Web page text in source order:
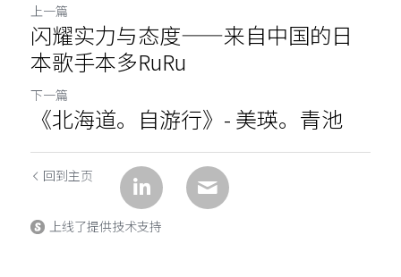
上一篇
闪耀实力与态度——来自中国的日
本歌手本多RuRu
下一篇
《北海道。自游行》- 美瑛。青池
回到主页
上线了提供技术支持